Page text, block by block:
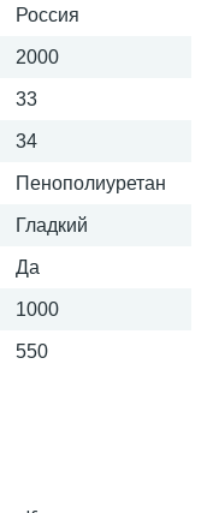
Россия
2000
33
34
Пенополиуретан
Гладкий
Да
1000
550